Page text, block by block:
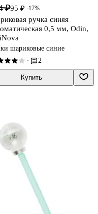
₽95 ₽ -17%
ручка синяя
0,5 мм, Odin,
шариковые синие
· 2
Купить